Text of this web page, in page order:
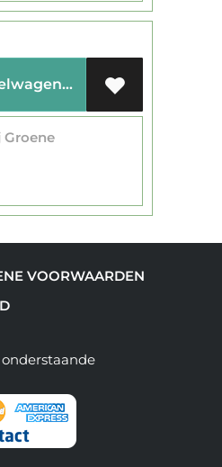
Toevoegen aan winkelwagen
Groene
VOORWAARDEN